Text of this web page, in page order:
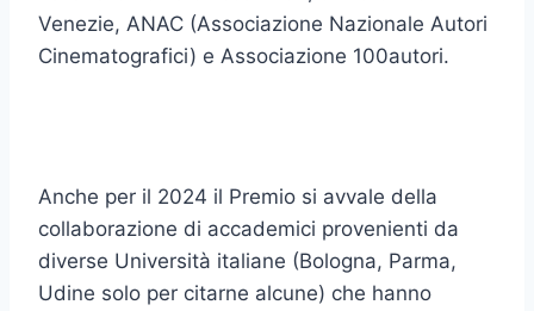
Venezie, ANAC (Associazione Nazionale Autori
Cinematografici) e Associazione 100autori.
Anche per il 2024 il Premio si avvale della
collaborazione di accademici provenienti da
diverse Università italiane (Bologna, Parma,
Udine solo per citarne alcune) che hanno